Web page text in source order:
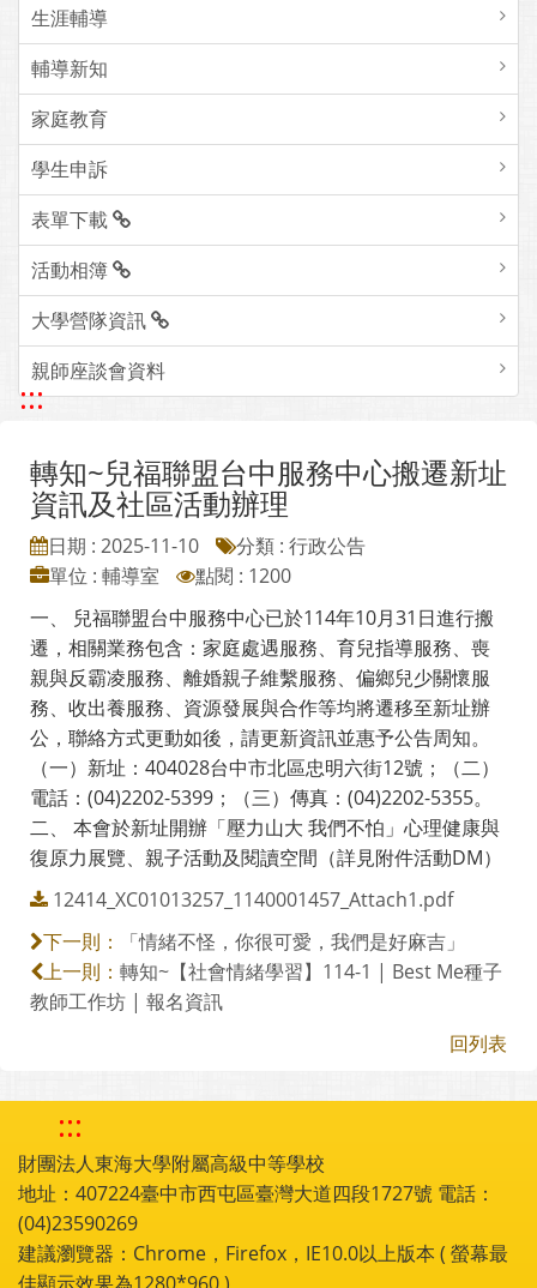
生涯輔導
輔導新知
家庭教育
學生申訴
表單下載
活動相簿
大學營隊資訊
親師座談會資料
:::
轉知~兒福聯盟台中服務中心搬遷新址
資訊及社區活動辦理
日期 : 2025-11-10
分類 : 行政公告
單位 : 輔導室
點閱 : 1200
一、 兒福聯盟台中服務中心已於114年10月31日進行搬
遷，相關業務包含：家庭處遇服務、育兒指導服務、喪
親與反霸凌服務、離婚親子維繫服務、偏鄉兒少關懷服
務、收出養服務、資源發展與合作等均將遷移至新址辦
公，聯絡方式更動如後，請更新資訊並惠予公告周知。
（一）新址：404028台中市北區忠明六街12號；（二）
電話：(04)2202-5399；（三）傳真：(04)2202-5355。
二、 本會於新址開辦「壓力山大 我們不怕」心理健康與
復原力展覽、親子活動及閱讀空間（詳見附件活動DM）
12414_XC01013257_1140001457_Attach1.pdf
下一則： 「情緒不怪，你很可愛，我們是好麻吉」
上一則： 轉知~【社會情緒學習】114-1 | Best Me種子
教師工作坊 | 報名資訊
回列表
:::
財團法人東海大學附屬高級中等學校
地址：407224臺中市西屯區臺灣大道四段1727號 電話：
(04)23590269
建議瀏覽器：Chrome，Firefox，IE10.0以上版本 ( 螢幕最